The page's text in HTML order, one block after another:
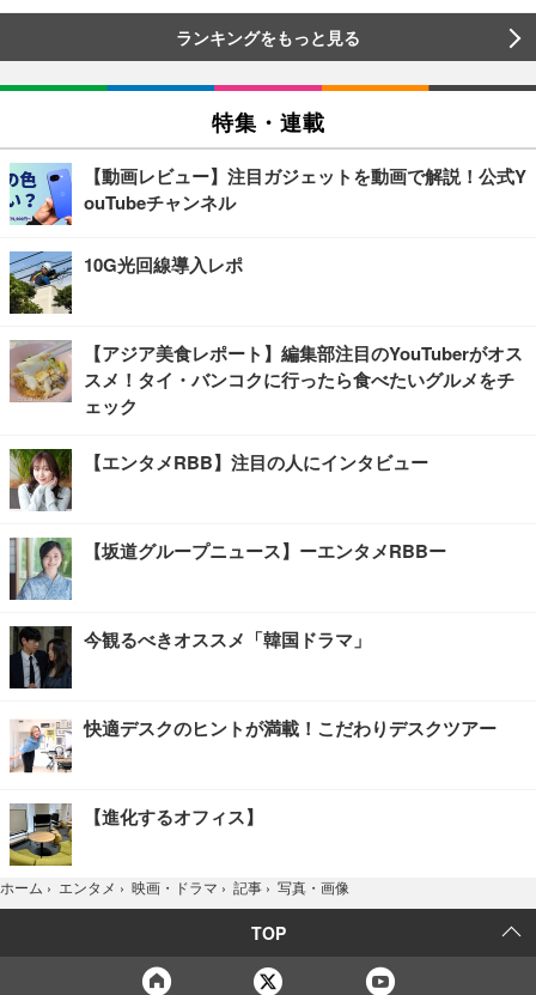
ランキングをもっと見る
特集・連載
【動画レビュー】注目ガジェットを動画で解説！公式Y
ouTubeチャンネル
10G光回線導入レポ
【アジア美食レポート】編集部注目のYouTuberがオス
スメ！タイ・バンコクに行ったら食べたいグルメをチ
ェック
【エンタメRBB】注目の人にインタビュー
【坂道グループニュース】ーエンタメRBBー
今観るべきオススメ「韓国ドラマ」
快適デスクのヒントが満載！こだわりデスクツアー
【進化するオフィス】
ホーム › エンタメ › 映画・ドラマ › 記事 › 写真・画像
TOP